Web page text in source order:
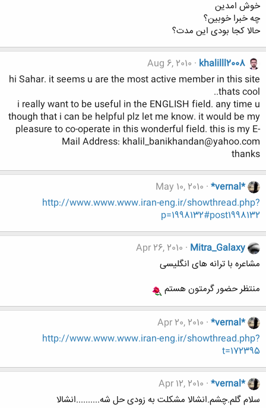
خوش امدین
چه خبرا خوبین؟
حالا کجا بودی این مدت؟
khalilll2008
Aug 6, 2010
hi Sahar. it seems u are the most active member in this site
.thats cool.
i really want to be useful in the ENGLISH field. any time u
though that i can be helpful plz let me know. it would be my
pleasure to co-operate in this wonderful field. this is my E-
Mail Address: khalil_banikhandan@yahoo.com
thanks
*vernal*
May 10, 2010
http://www.www.www.iran-eng.ir/showthread.php?
p=1998132#post1998132
Mitra_Galaxy
Apr 26, 2010
مشاعره با ترانه های انگلیسی
منتظر حضور گرمتون هستم
*vernal*
Apr 20, 2010
http://www.www.www.iran-eng.ir/showthread.php?
t=172395
*vernal*
Apr 12, 2010
سلام گلم.چشم.انشالا مشکلت به زودی حل شه..........انشالا